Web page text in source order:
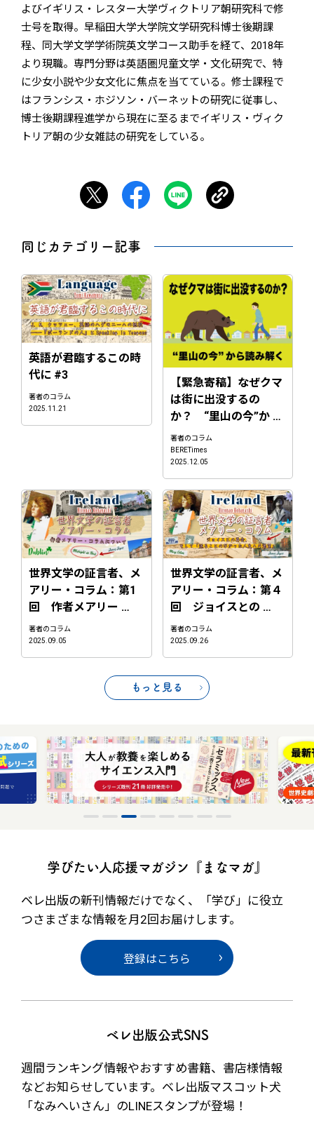
よびイギリス・レスター大学ヴィクトリア朝研究科で修
士号を取得。早稲田大学大学院文学研究科博士後期課
程、同大学文学学術院英文学コース助手を経て、2018年
より現職。専門分野は英語圏児童文学・文化研究で、特
に少女小説や少女文化に焦点を当てている。修士課程で
はフランシス・ホジソン・バーネットの研究に従事し、
博士後期課程進学から現在に至るまでイギリス・ヴィク
トリア朝の少女雑誌の研究をしている。
同じカテゴリー記事
英語が君臨するこの時
代に #3
著者のコラム
2025.11.21
【緊急寄稿】なぜクマ
は街に出没するの
か？ “里山の今”か …
著者のコラム
BERETimes
2025.12.05
世界文学の証言者、メ
アリー・コラム：第1
回 作者メアリー …
著者のコラム
2025.09.05
世界文学の証言者、メ
アリー・コラム：第４
回 ジョイスとの …
著者のコラム
2025.09.26
もっと見る
学びたい人応援マガジン『まなマガ』
ベレ出版の新刊情報だけでなく、
「学び」に役立
つさまざまな情報を月2回お届けします。
登録はこちら
ベレ出版公式SNS
週間ランキング情報やおすすめ書籍、書店様情報
などお知らせしています。ベレ出版マスコット犬
「なみへいさん」のLINEスタンプが登場！